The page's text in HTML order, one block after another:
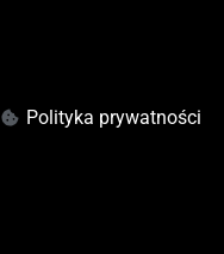
Polityka prywatności